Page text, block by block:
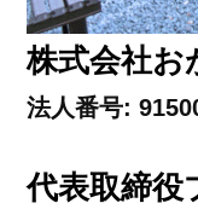
株式会社お
法人番号:
代表取締役